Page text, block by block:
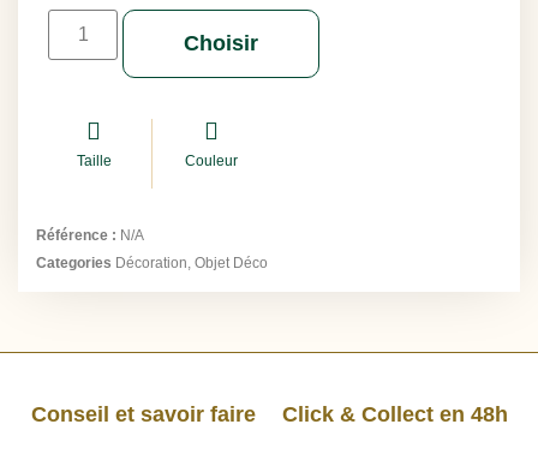
Choisir
Taille Couleur
Référence : N/A
Categories Décoration, Objet Déco
Conseil et savoir faire Click & Collect en 48h